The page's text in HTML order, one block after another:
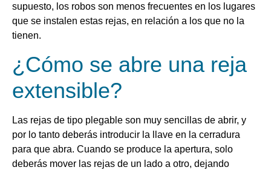
supuesto, los robos son menos frecuentes en los lugares
que se instalen estas rejas, en relación a los que no la
tienen.
¿Cómo se abre una reja
extensible?
Las rejas de tipo plegable son muy sencillas de abrir, y
por lo tanto deberás introducir la llave en la cerradura
para que abra. Cuando se produce la apertura, solo
deberás mover las rejas de un lado a otro, dejando